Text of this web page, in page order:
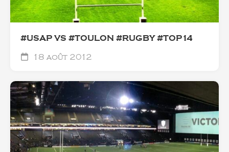
#USAP VS #TOULON #RUGBY #TOP14
18 août 2012